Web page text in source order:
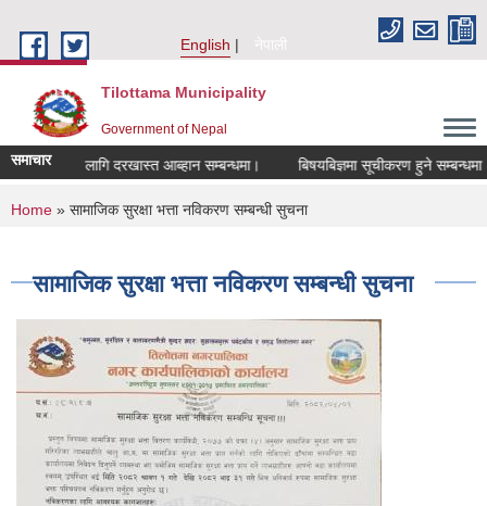
English
नेपाली
Tilottama Municipality
Government of Nepal
समाचारलागि दरखास्त आब्हान सम्बन्धमा। बिषयबिज्ञमा सूचीकरण हुने सम्बन्धमा।
You are here
Home » सामाजिक सुरक्षा भत्ता नविकरण सम्बन्धी सुचना
सामाजिक सुरक्षा भत्ता नविकरण सम्बन्धी सुचना